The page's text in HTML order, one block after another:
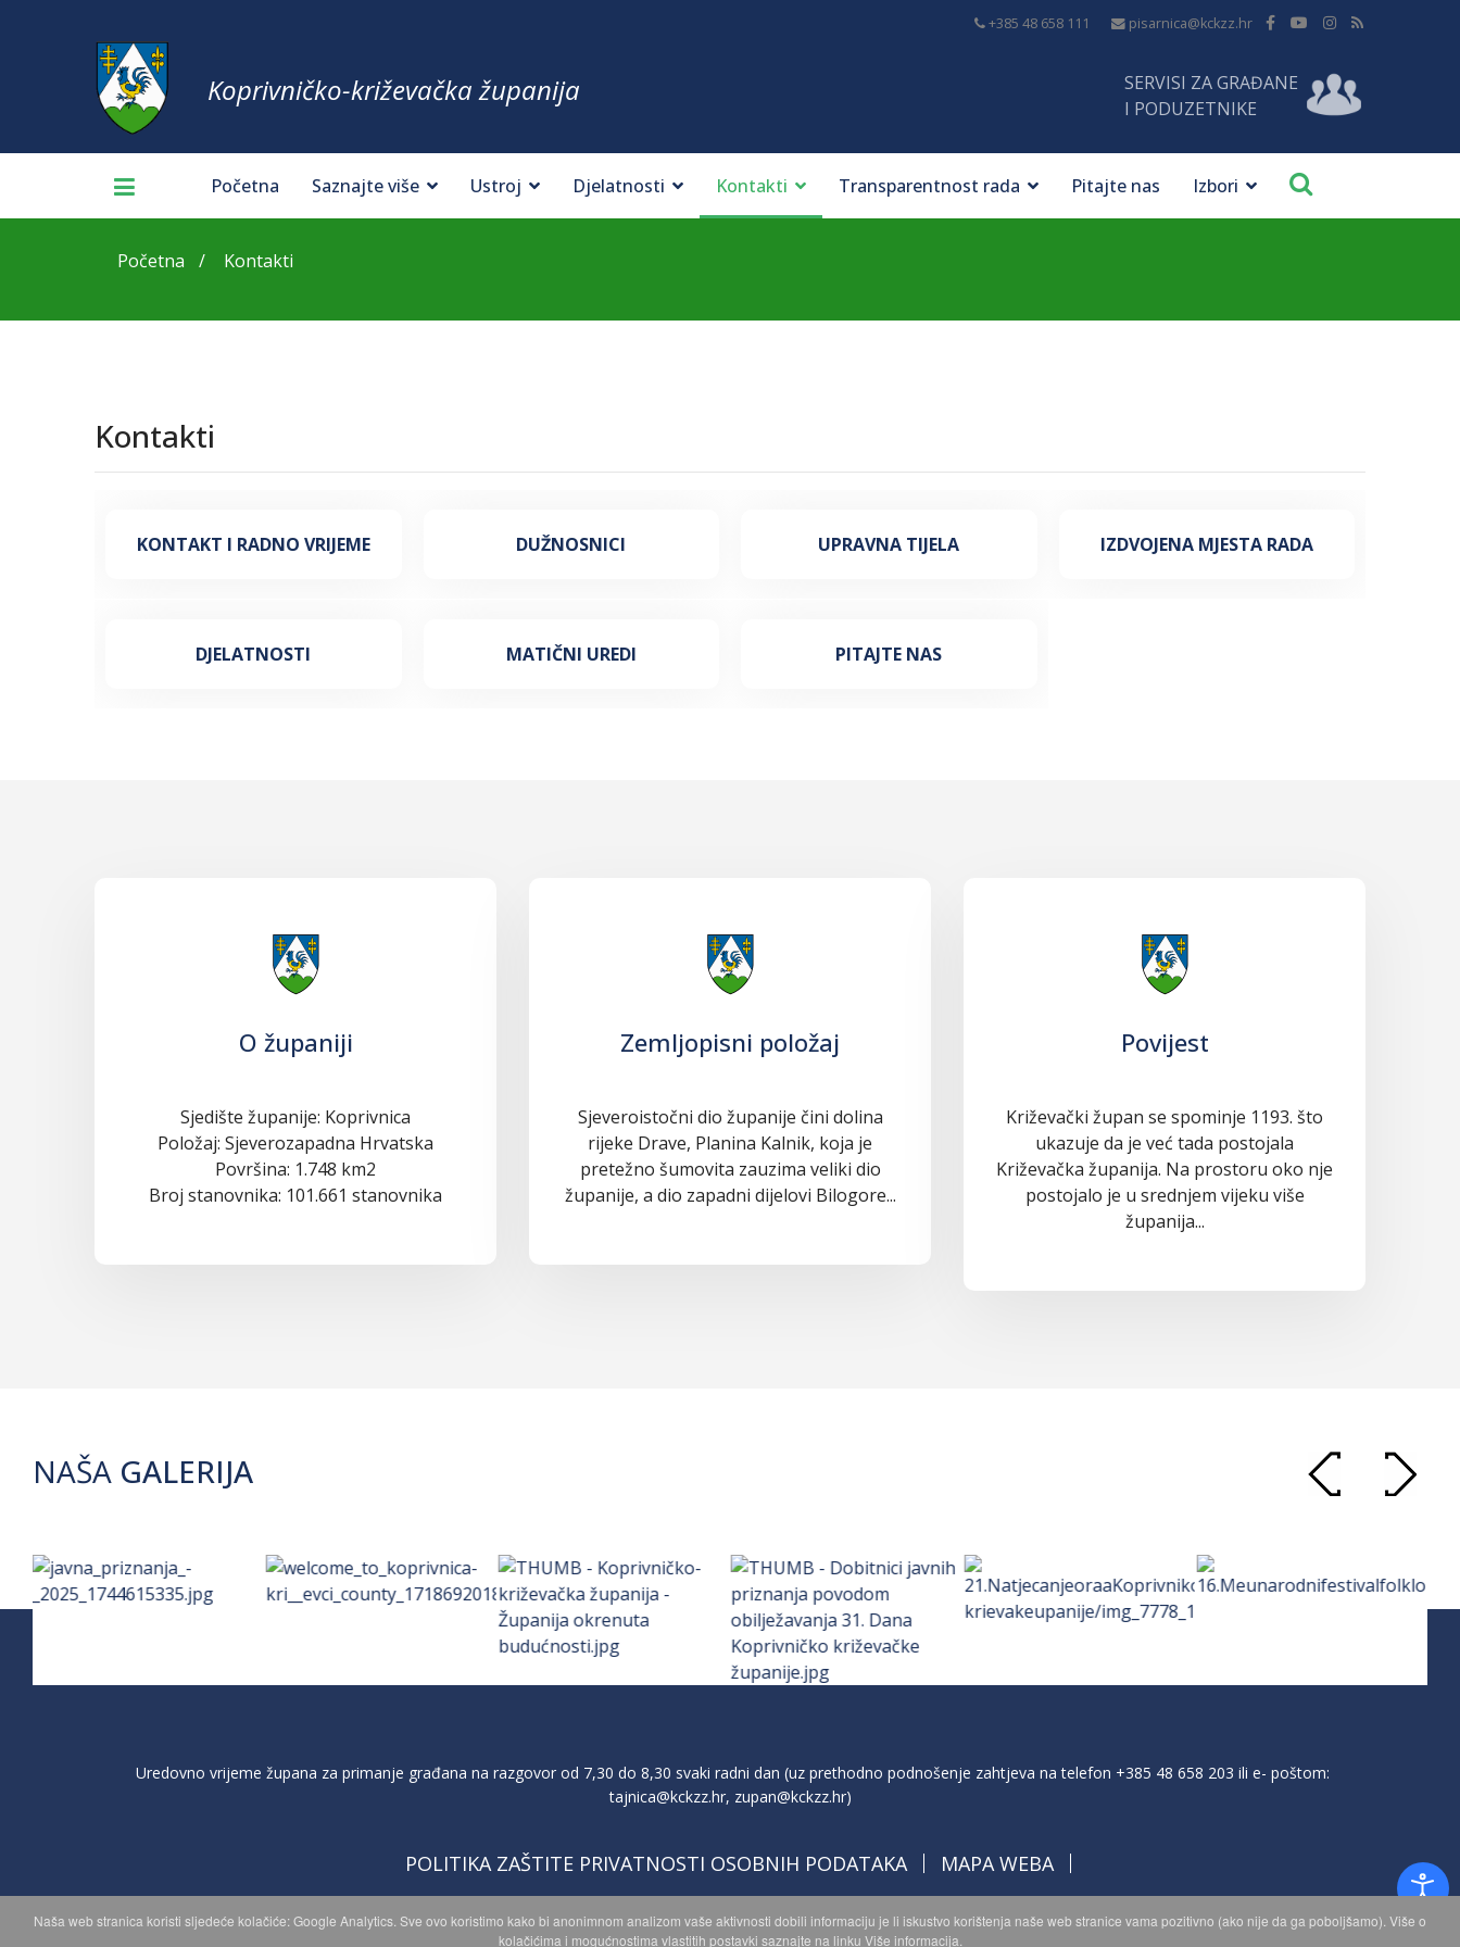
+385 48 658 111 pisarnica@kckzz.hr
Koprivničko-križevačka županija
SERVISI ZA GRAĐANE
I PODUZETNIKE
Početna Saznajte više Ustroj Djelatnosti Kontakti Transparentnost rada Pitajte nas Izbori
Početna Kontakti
Kontakti
KONTAKT I RADNO VRIJEME DUŽNOSNICI UPRAVNA TIJELA IZDVOJENA MJESTA RADA
DJELATNOSTI MATIČNI UREDI PITAJTE NAS
O županiji
Sjedište županije: Koprivnica
Položaj: Sjeverozapadna Hrvatska
Površina: 1.748 km2
Broj stanovnika: 101.661 stanovnika
Zemljopisni položaj
Sjeveroistočni dio županije čini dolina
rijeke Drave, Planina Kalnik, koja je
pretežno šumovita zauzima veliki dio
županije, a dio zapadni dijelovi Bilogore...
Povijest
Križevački župan se spominje 1193. što
ukazuje da je već tada postojala
Križevačka županija. Na prostoru oko nje
postojalo je u srednjem vijeku više
županija...
NAŠA GALERIJA
Uredovno vrijeme župana za primanje građana na razgovor od 7,30 do 8,30 svaki radni dan (uz prethodno podnošenje zahtjeva na telefon +385 48 658 203 ili e- poštom:
tajnica@kckzz.hr, zupan@kckzz.hr)
POLITIKA ZAŠTITE PRIVATNOSTI OSOBNIH PODATAKA MAPA WEBA
Naša web stranica koristi sljedeće kolačiće: Google Analytics. Sve ovo koristimo kako bi anonimnom analizom vaše aktivnosti dobili informaciju je li iskustvo korištenja naše web stranice vama pozitivno (ako nije da ga poboljšamo). Više o
kolačićima i mogućnostima vlastitih postavki saznajte na linku Više informacija.